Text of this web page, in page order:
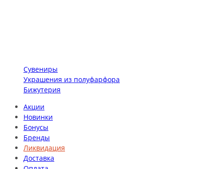
Сувениры
Украшения из полуфарфора
Бижутерия
Акции
Новинки
Бонусы
Бренды
Ликвидация
Доставка